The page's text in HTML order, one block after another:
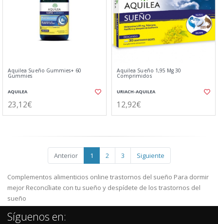
Aquilea Sueño Gummies+ 60
Gummies
AQUILEA
23,12€
Aquilea Sueño 1,95 Mg 30
Comprimidos
URIACH-AQUILEA
12,92€
Anterior 1 2 3 Siguiente
Complementos alimenticios online trastornos del sueño Para dormir
mejor Reconcíliate con tu sueño y despídete de los trastornos del
sueño
Síguenos en: